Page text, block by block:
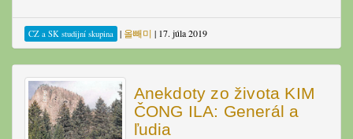
CZ a SK studijní skupina | 올빼미 | 17. júla 2019
Anekdoty zo života KIM
ČONG ILA: Generál a
ľudia